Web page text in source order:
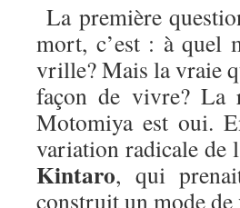
La première
mort, c’est : à quel
vrille? Mais la vraie
façon de vivre? La
Motomiya est oui.
variation radicale de
Kintaro, qui
construit un mode